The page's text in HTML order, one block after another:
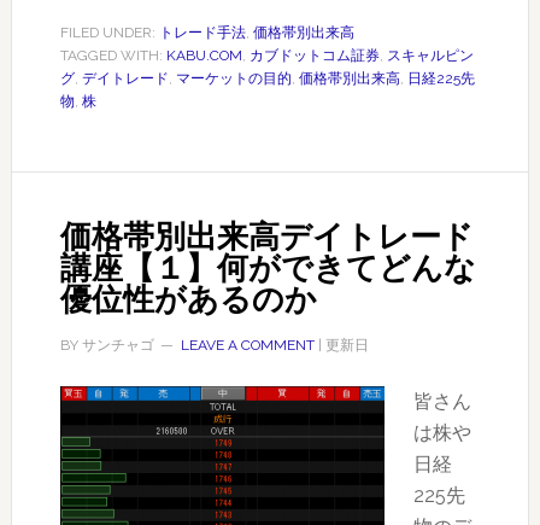
帯
別
出
イ
ト
レ
ー
ド
座
【３】
FILED UNDER: トレード手法, 価格帯別出来高
TAGGED WITH: KABU.COM, カブドットコム証券, スキャルピン
グ, デイトレード, マーケットの目的, 価格帯別出来高, 日経225先
物, 株
価格帯別出来高デイトレード
講座【１】何ができてどんな
優位性があるのか
BY サンチャゴ LEAVE A COMMENT| 更新日
皆さん
は株や
日経
225先